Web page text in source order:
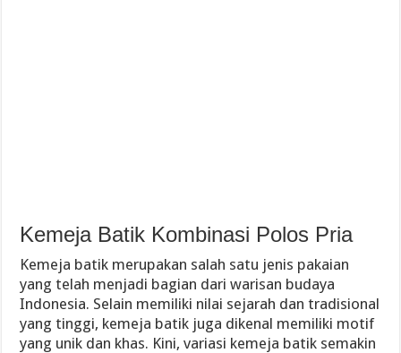
Kemeja Batik Kombinasi Polos Pria
Kemeja batik merupakan salah satu jenis pakaian
yang telah menjadi bagian dari warisan budaya
Indonesia. Selain memiliki nilai sejarah dan tradisional
yang tinggi, kemeja batik juga dikenal memiliki motif
yang unik dan khas. Kini, variasi kemeja batik semakin